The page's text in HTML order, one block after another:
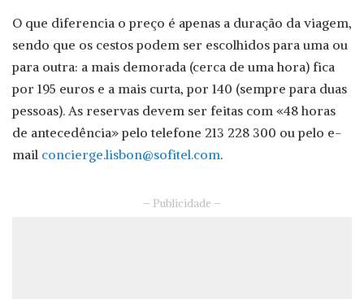
O que diferencia o preço é apenas a duração da viagem,
sendo que os cestos podem ser escolhidos para uma ou
para outra: a mais demorada (cerca de uma hora) fica
por 195 euros e a mais curta, por 140 (sempre para duas
pessoas). As reservas devem ser feitas com «48 horas
de antecedência» pelo telefone 213 228 300 ou pelo e-
mail concierge.lisbon@sofitel.com.
– Publicidade –